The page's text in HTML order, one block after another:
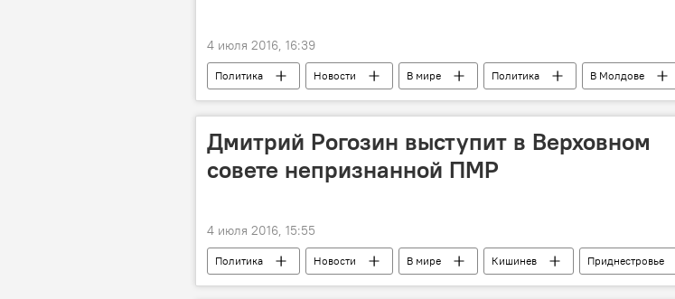
4 июля 2016, 16:39
Политика Новости В мире Политика
В Молдове
Республика Молдова
Грузия НАТО Йенс Столтенберг
Дмитрий Рогозин выступит в Верховном
совете непризнанной ПМР
4 июля 2016, 15:55
Политика Новости В мире Кишинев Приднестровье
Шевчук
Калмык визит встреча
обсуждения